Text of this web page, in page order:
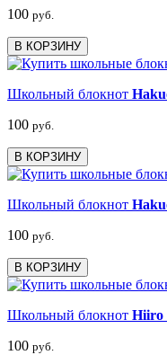
100 руб.
В КОРЗИНУ
Школьный блокнот
100 руб.
В КОРЗИНУ
Школьный блокнот
100 руб.
В КОРЗИНУ
Школьный блокнот Hiiro
100 руб.